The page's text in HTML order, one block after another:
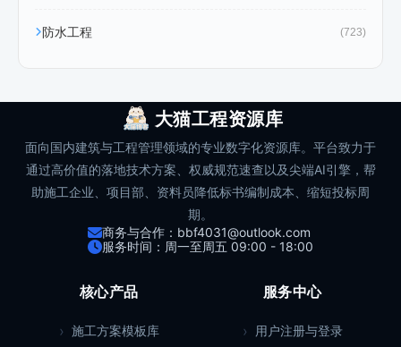
防水工程 (723)
大猫工程资源库
面向国内建筑与工程管理领域的专业数字化资源库。平台致力于
通过高价值的落地技术方案、权威规范速查以及尖端AI引擎，帮
助施工企业、项目部、资料员降低标书编制成本、缩短投标周
期。
商务与合作：bbf4031@outlook.com
服务时间：周一至周五 09:00 - 18:00
核心产品
施工方案模板库
服务中心
用户注册与登录